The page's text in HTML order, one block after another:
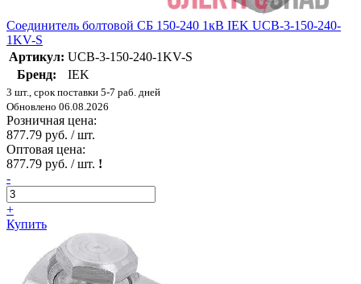
Соединитель болтовой СБ 150-240 1кВ IEK UCB-3-150-240-
1KV-S
Артикул: UCB-3-150-240-1KV-S
Бренд:
IEK
3 шт., срок поставки 5-7 раб. дней
Обновлено 06.08.2026
Розничная цена:
877.79 руб. / шт.
Оптовая цена:
877.79 руб. / шт. !
-
+
Купить